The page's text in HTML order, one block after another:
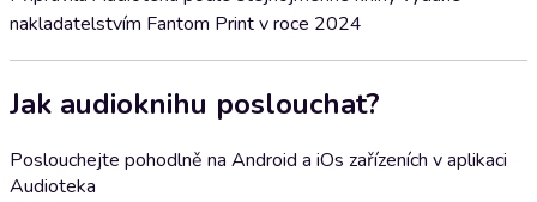
nakladatelstvím Fantom Print v roce 2024
Jak audioknihu poslouchat?
Poslouchejte pohodlně na Android a iOs zařízeních v aplikaci
Audioteka